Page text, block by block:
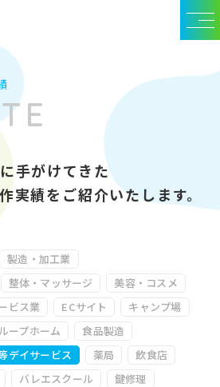
手がけてきた
実績をご紹介いたします。
製造・加工業
整体・マッサージ
美容・コスメ
ビス業 ECサイト
キャンプ場
ープホーム
食品製造
デイサービス 薬局
飲食店
バレエスクール
鍵修理